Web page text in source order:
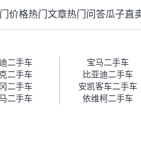
价格比车商那便宜，车况也
价格热门文章热门问答瓜子直
二手车 宝马二手车
二手车 比亚迪二手车
二手车 安凯客车二手车
二手车 依维柯二手车